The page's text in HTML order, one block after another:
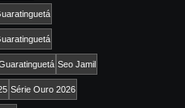
Seo Jamil
Série Ouro 2026